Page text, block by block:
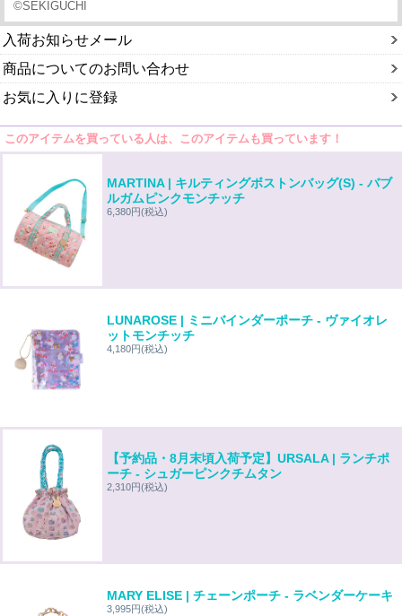
©︎SEKIGUCHI
入荷お知らせメール
商品についてのお問い合わせ
お気に入りに登録
このアイテムを買っている人は、このアイテムも買っています！
MARTINA | キルティングボストンバッグ(S) - バブ
ルガムピンクモンチッチ
6,380円(税込)
LUNAROSE | ミニバインダーポーチ - ヴァイオレ
ットモンチッチ
4,180円(税込)
【予約品・8月末頃入荷予定】URSALA | ランチポ
ーチ - シュガーピンクチムタン
2,310円(税込)
MARY ELISE | チェーンポーチ - ラベンダーケーキ
3,995円(税込)